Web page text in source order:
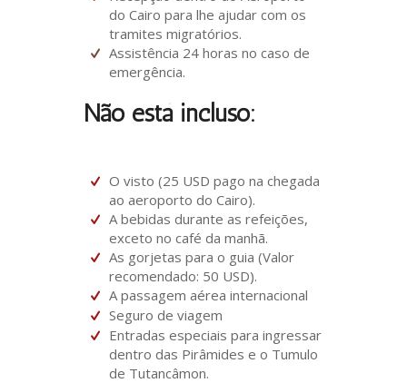
do Cairo para lhe ajudar com os
tramites migratórios.
Assistência 24 horas no caso de
emergência.
Não está incluso:
O visto (25 USD pago na chegada
ao aeroporto do Cairo).
A bebidas durante as refeições,
exceto no café da manhã.
As gorjetas para o guia (Valor
recomendado: 50 USD).
A passagem aérea internacional
Seguro de viagem
Entradas especiais para ingressar
dentro das Pirâmides e o Tumulo
de Tutancâmon.